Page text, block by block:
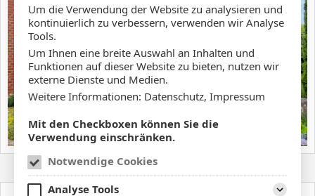
Um die Verwendung der Website zu analysieren und
kontinuierlich zu verbessern, verwenden wir Analyse
Tools.
Um Ihnen eine breite Auswahl an Inhalten und
Funktionen auf dieser Website zu bieten, nutzen wir
externe Dienste und Medien.
Weitere Informationen: Datenschutz, Impressum
Mit den Checkboxen können Sie die
Verwendung einschränken.
Notwendige Cookies
Analyse Tools